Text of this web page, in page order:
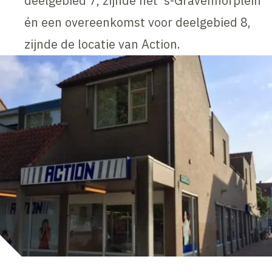
én een overeenkomst voor deelgebied 8,
zijnde de locatie van Action.